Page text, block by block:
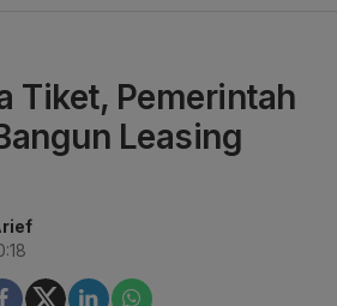
Tiket, Pemerintah
Leasing